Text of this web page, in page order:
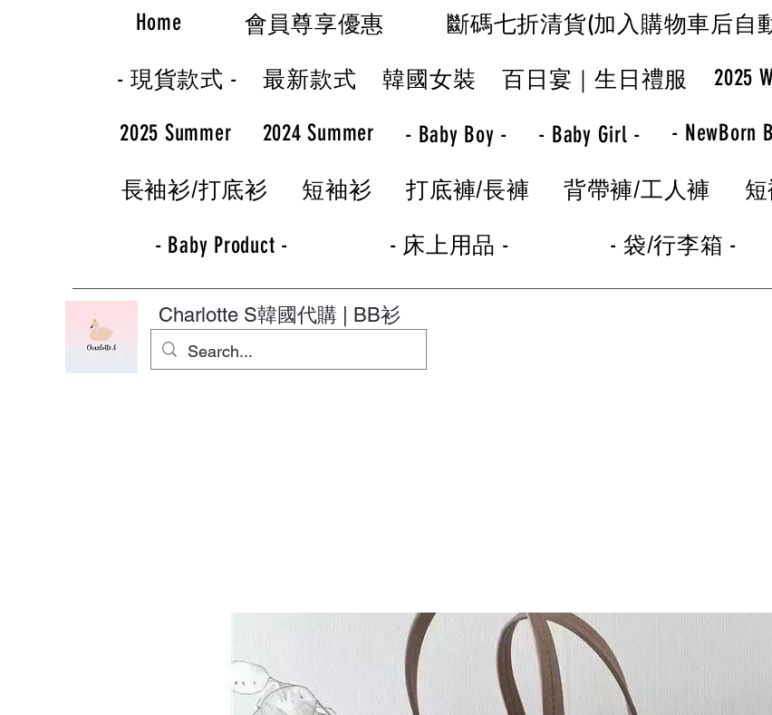
Home 會員尊享優惠 斷碼七折清貨(加入購物車后自
- 現貨款式 - 最新款式 韓國女裝 百日宴｜生日禮服 2025
2025 Summer 2024 Summer - Baby Boy - - Baby Girl - - NewBorn
長袖衫/打底衫 短袖衫 打底褲/長褲 背帶褲/工人褲
- Baby Product - - 床上用品 - - 袋/行李箱 -
Charlotte S韓國代購 | BB衫